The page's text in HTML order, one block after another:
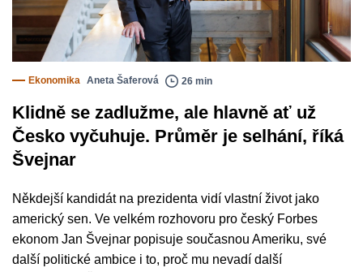
Ekonomika Aneta Šaferová 26 min
Klidně se zadlužme, ale hlavně ať už
Česko vyčuhuje. Průměr je selhání, říká
Švejnar
Někdejší kandidát na prezidenta vidí vlastní život jako
americký sen. Ve velkém rozhovoru pro český Forbes
ekonom Jan Švejnar popisuje současnou Ameriku, své
další politické ambice i to, proč mu nevadí další